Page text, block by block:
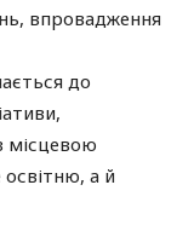
впровадження
до
місцевою
а й